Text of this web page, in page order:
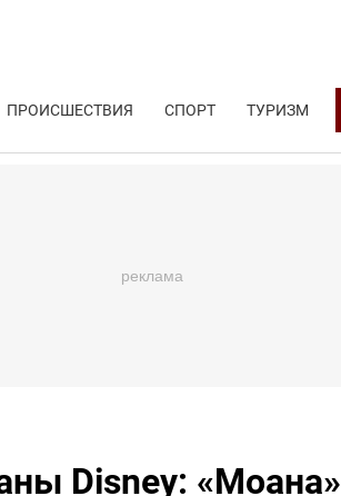
ПРОИСШЕСТВИЯ СПОРТ ТУРИЗМ
Disney: «Моана»